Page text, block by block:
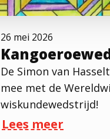
26 mei 2026
De Simon van
mee met de
wiskundewedstrijd!
Lees meer
over